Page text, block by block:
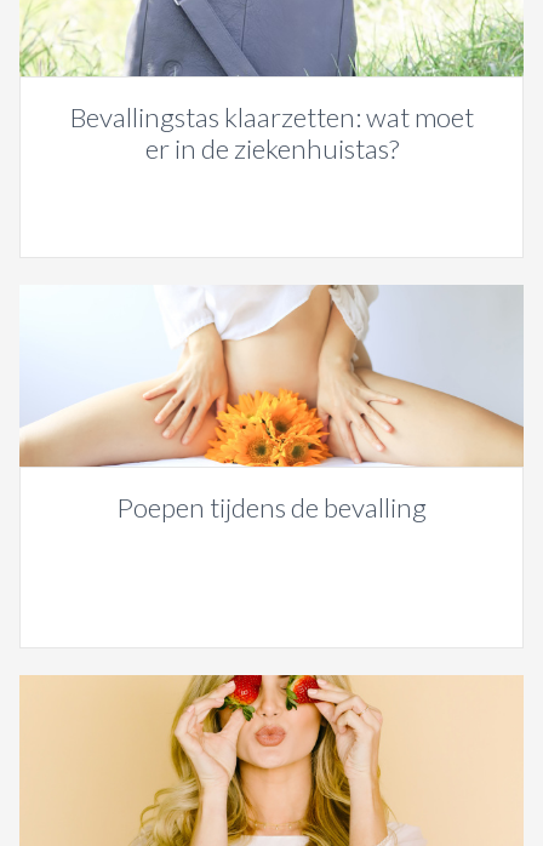
Bevallingstas klaarzetten: wat moet
er in de ziekenhuistas?
Poepen tijdens de bevalling